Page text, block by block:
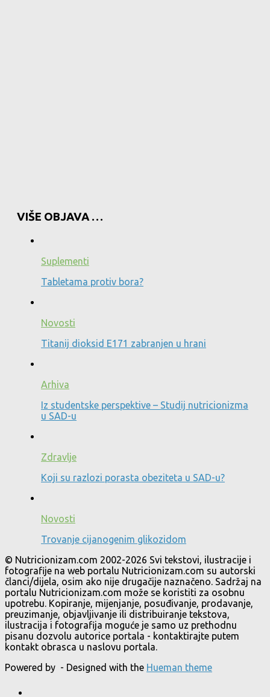
VIŠE OBJAVA …
Suplementi
Tabletama protiv bora?
Novosti
Titanij dioksid E171 zabranjen u hrani
Arhiva
Iz studentske perspektive – Studij nutricionizma
u SAD-u
Zdravlje
Koji su razlozi porasta obeziteta u SAD-u?
Novosti
Trovanje cijanogenim glikozidom
© Nutricionizam.com 2002-2026 Svi tekstovi, ilustracije i
fotografije na web portalu Nutricionizam.com su autorski
članci/dijela, osim ako nije drugačije naznačeno. Sadržaj na
portalu Nutricionizam.com može se koristiti za osobnu
upotrebu. Kopiranje, mijenjanje, posuđivanje, prodavanje,
preuzimanje, objavljivanje ili distribuiranje tekstova,
ilustracija i fotografija moguće je samo uz prethodnu
pisanu dozvolu autorice portala - kontaktirajte putem
kontakt obrasca u naslovu portala.
Powered by - Designed with the Hueman theme